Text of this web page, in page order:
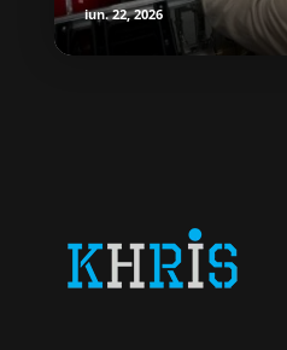
iun. 22, 2026